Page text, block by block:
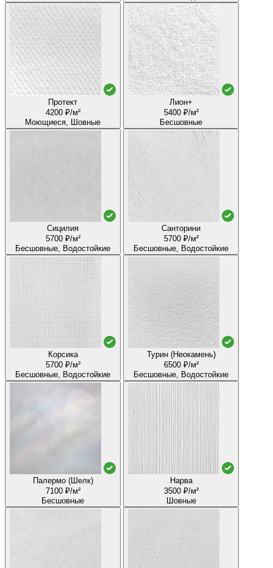
Протект
4200 ₽/м²
Моющиеся, Шовные
Лион+
5400 ₽/м²
Бесшовные
Сицилия
5700 ₽/м²
Бесшовные, Водостойкие
Санторини
5700 ₽/м²
Бесшовные, Водостойкие
Корсика
5700 ₽/м²
Бесшовные, Водостойкие
Турин (Неокамень)
6500 ₽/м²
Бесшовные, Водостойкие
Палермо (Шелк)
7100 ₽/м²
Бесшовные
Нарва
3500 ₽/м²
Шовные